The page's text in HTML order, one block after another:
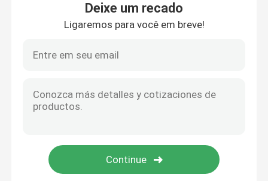
Deixe um recado
Ligaremos para você em breve!